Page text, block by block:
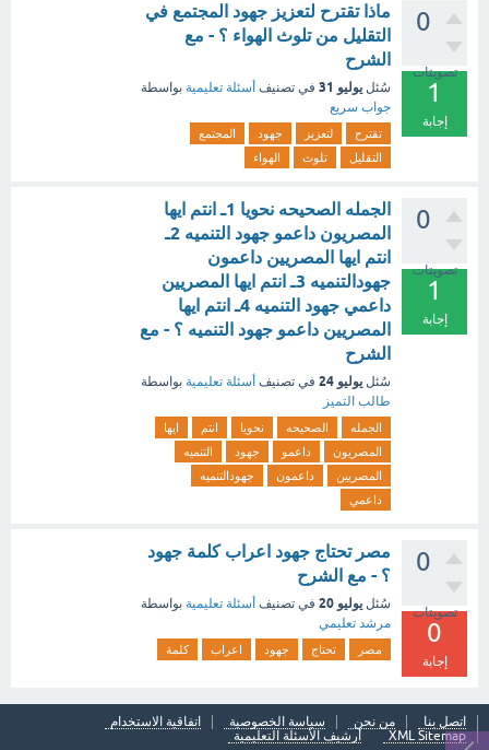
0
تصويتات
1
إجابة
ماذا تقترح لتعزيز جهود المجتمع في
التقليل من تلوث الهواء ؟ - مع
الشرح
سُئل يوليو 31 في تصنيف أسئلة تعليمية بواسطة
جواب سريع
تقترح لتعزيز جهود
المجتمع
التقليل
تلوث الهواء
0
تصويتات
1
إجابة
الجمله الصحيحه نحويا 1ـ انتم ايها
المصريون داعمو جهود التنميه 2ـ
انتم ايها المصريين داعمون
جهودالتنميه 3ـ انتم ايها المصريين
داعمي جهود التنميه 4ـ انتم ايها
المصريين داعمو جهود التنميه ؟ - مع
الشرح
سُئل يوليو 24 في تصنيف أسئلة تعليمية بواسطة
طالب التميز
الجمله الصحيحه نحويا انتم
ايها
المصريون
داعمو جهود
التنميه
المصريين
داعمون
جهودالتنميه
داعمي
0
تصويتات
0
إجابة
مصر تحتاج جهود اعراب كلمة جهود
؟ - مع الشرح
سُئل يوليو 20 في تصنيف أسئلة تعليمية بواسطة
مرشد تعليمي
مصر تحتاج جهود اعراب كلمة
اتصل بنا من نحن سياسة الخصوصية
اتفاقية الاستخدام
XML Sitemap
أرشيف الأسئلة التعليمية